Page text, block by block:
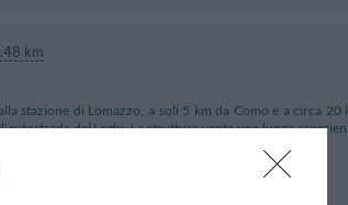
km
stazione di Lomazzo, a soli 5 km da Como e a circa 20
del Laghi. La struttura vanta una lunga